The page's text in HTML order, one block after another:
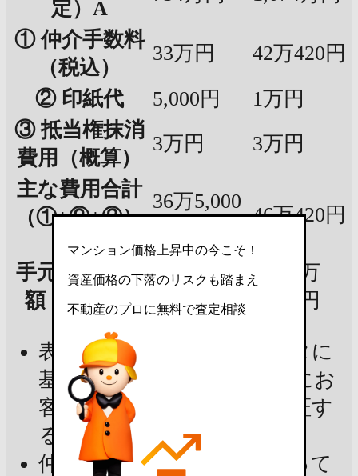
定）A
① 仲介手数料
（税込）
33万円
42万420円
② 印紙代
5,000円
1万円
③ 抵当権抹消
費用（概算）
3万円
3万円
主な費用合計
（①+②+③）
B
36万5,000
46万420円
手元に残る金
額（A - B）
717万
4,615円
1,027万
6,608円
表示金額は現在の市場データに
基づいた試算であり、実際にお
客様の手元に残る金額を保証す
るものではありません
仲介手数料：宅建業法によって
マンション価格上昇中の今こそ！
資産価格の下落のリスクも踏まえ
不動産のプロに無料で査定相談